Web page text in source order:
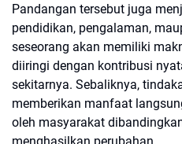
Pandangan tersebut juga
pendidikan, pengalaman,
seseorang akan memiliki
diiringi dengan kontribusi
sekitarnya. Sebaliknya,
memberikan manfaat
oleh masyarakat